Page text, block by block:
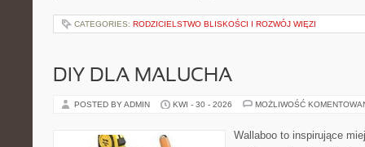
CATEGORIES: RODZICIELSTWO BLISKOŚCI I ROZWÓJ WIĘZI
DIY DLA MALUCHA
POSTED BY ADMIN KWI - 30 - 2026 MOŻLIWOŚĆ
Wallaboo to inspirujące